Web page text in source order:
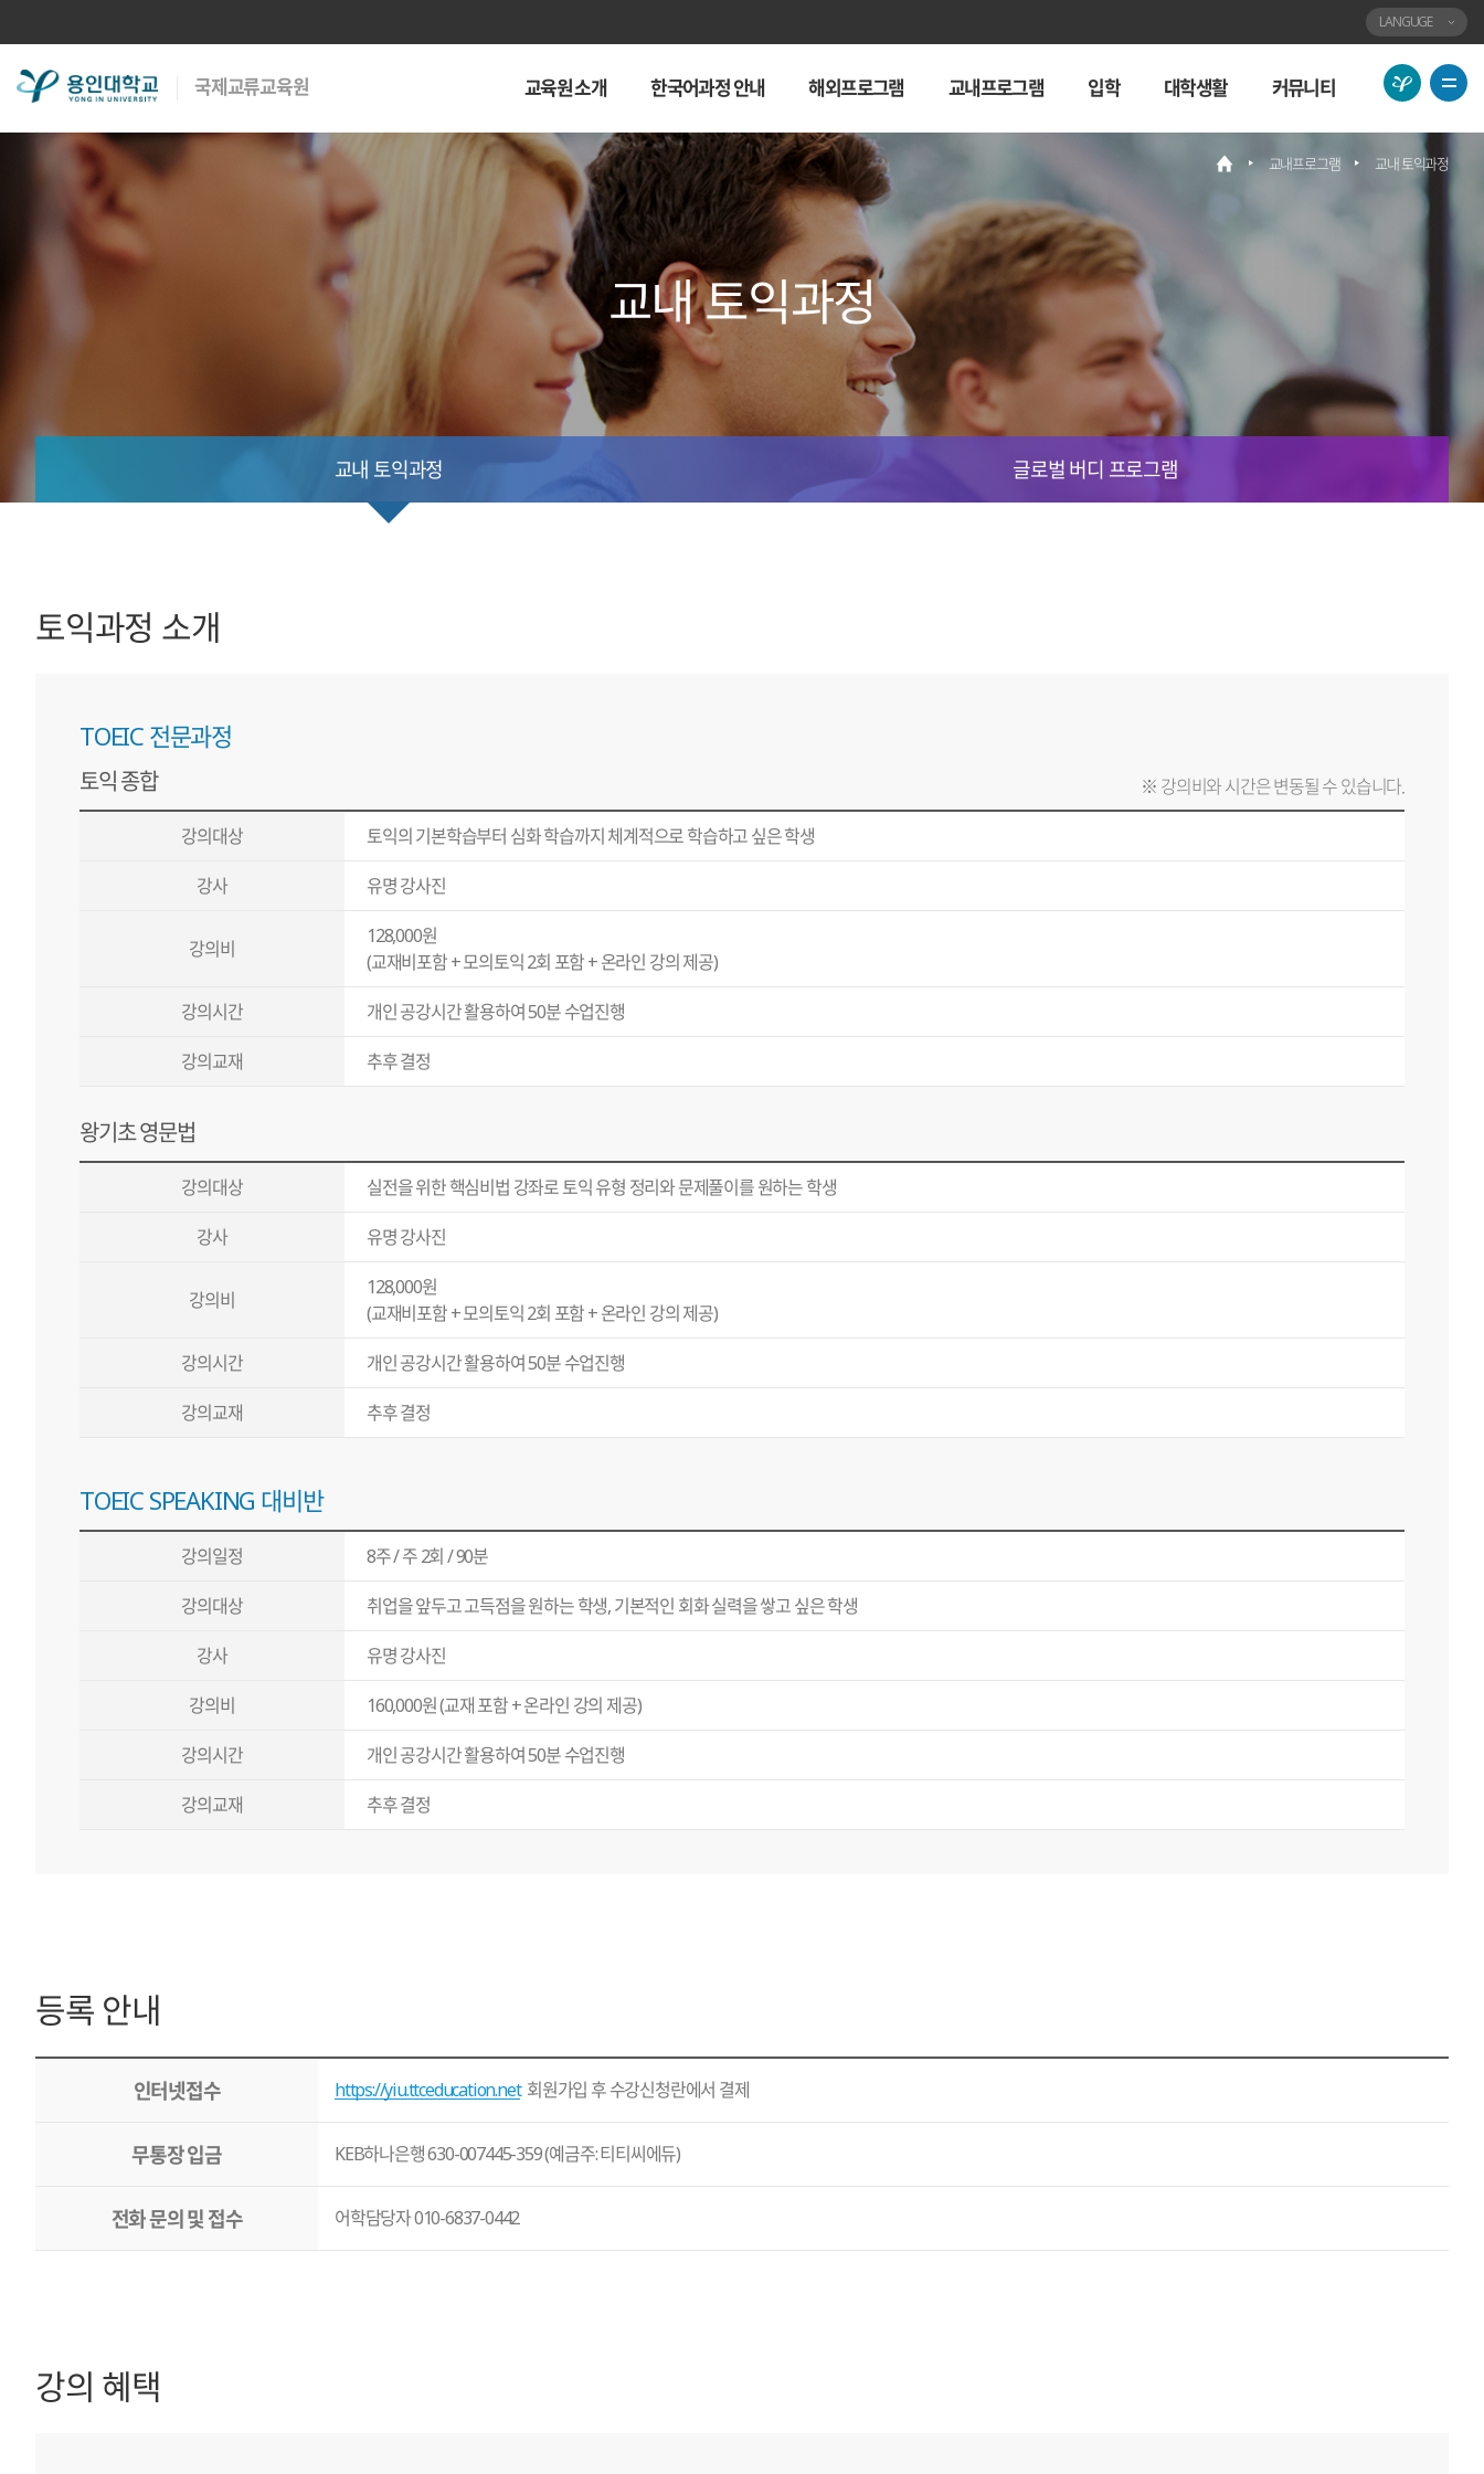
LANGUGE
용
인
국제교류교육원 교육원 소개 한국어과정 안내 해외프로그램 교내프로그램 입학 대학생활 커뮤니티
용
인
대
학
기
전
체
메
뉴
보
교내 토익과정
메
교내프로그램 교내 토익과정
교내 토익과정 글로벌 버디 프로그램
토익과정 소개
TOEIC 전문과정
토익 종합 ※ 강의비와 시간은 변동될 수 있습니다.
강의대상 토익의 기본학습부터 심화 학습까지 체계적으로 학습하고 싶은 학생
강사 유명 강사진
강의비
128,000원
(교재비포함 + 모의토익 2회 포함 + 온라인 강의 제공)
강의시간 개인 공강시간 활용하여 50분 수업진행
강의교재 추후 결정
왕기초 영문법
강의대상 실전을 위한 핵심비법 강좌로 토익 유형 정리와 문제풀이를 원하는 학생
강사 유명 강사진
강의비
128,000원
(교재비포함 + 모의토익 2회 포함 + 온라인 강의 제공)
강의시간 개인 공강시간 활용하여 50분 수업진행
강의교재 추후 결정
TOEIC SPEAKING 대비반
강의일정 8주 / 주 2회 / 90분
강의대상 취업을 앞두고 고득점을 원하는 학생, 기본적인 회화 실력을 쌓고 싶은 학생
강사 유명 강사진
강의비 160,000원 (교재 포함 + 온라인 강의 제공)
강의시간 개인 공강시간 활용하여 50분 수업진행
강의교재 추후 결정
등록 안내
인터넷접수 https://yiu.ttceducation.net회원가입 후 수강신청란에서 결제
무통장 입금 KEB하나은행 630-007445-359 (예금주: 티티씨에듀)
전화 문의 및 접수 어학담당자 010-6837-0442
강의 혜택